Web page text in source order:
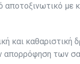
αποτοξινωτικό με
και καθαριστική
απορρόφηση των